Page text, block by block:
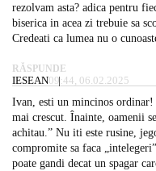
rezolvam asta? adica pentru
biserica in acea zi trebuie sa
Credeati ca lumea nu o
RĂSPUNDE
IESEAN09:44, 06.02.2025
Ivan, esti un mincinos
mai crescut. Înainte, oamenii
achitau.” Nu iti este rusine,
compromite sa faca
poate gandi decat un spagar